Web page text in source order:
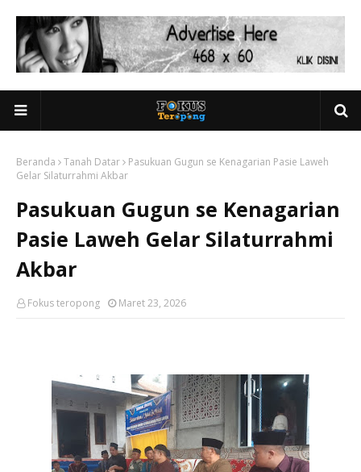
Beranda Tanah Datar
Pasukuan Gugun se Kenagarian Pasie Laweh
Gelar Silaturrahmi Akbar
Pasukuan Gugun se Kenagarian
Pasie Laweh Gelar Silaturrahmi
Akbar
Fokus teropong Maret 23, 2026